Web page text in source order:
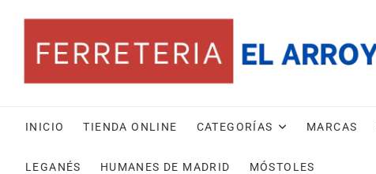
contenido
INICIO TIENDA ONLINE CATEGORÍAS MARCAS
LEGANÉS HUMANES DE MADRID MÓSTOLES